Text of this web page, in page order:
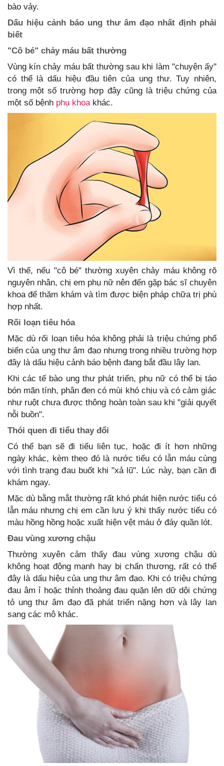
bào vảy.
Dấu hiệu cảnh báo ung thư âm đạo nhất định phải
biết
"Cô bé" chảy máu bất thường
Vùng kín chảy máu bất thường sau khi làm "chuyện ấy"
có thể là dấu hiệu đầu tiên của ung thư. Tuy nhiên,
trong một số trường hợp đây cũng là triệu chứng của
một số bệnh phụ khoa khác.
Vì thế, nếu "cô bé" thường xuyên chảy máu không rõ
nguyên nhân, chị em phụ nữ nên đến gặp bác sĩ chuyên
khoa để thăm khám và tìm được biện pháp chữa trị phù
hợp nhất.
Rối loạn tiêu hóa
Mặc dù rối loạn tiêu hóa không phải là triệu chứng phổ
biến của ung thư âm đạo nhưng trong nhiều trường hợp
đây là dấu hiệu cảnh báo bệnh đang bắt đầu lây lan.
Khi các tế bào ung thư phát triển, phụ nữ có thể bị táo
bón mãn tính, phân đen có mùi khó chịu và có cảm giác
như ruột chưa được thông hoàn toàn sau khi "giải quyết
nỗi buồn".
Thói quen đi tiểu thay đổi
Có thể bạn sẽ đi tiểu liên tục, hoặc đi ít hơn những
ngày khác, kèm theo đó là nước tiểu có lẫn máu cùng
với tình trạng đau buốt khi "xả lũ". Lúc này, bạn cần đi
khám ngay.
Mặc dù bằng mắt thường rất khó phát hiện nước tiểu có
lẫn máu nhưng chị em cần lưu ý khi thấy nước tiểu có
màu hồng hồng hoặc xuất hiện vệt máu ở đáy quần lót.
Đau vùng xương chậu
Thường xuyên cảm thấy đau vùng xương chậu dù
không hoạt động mạnh hay bị chấn thương, rất có thể
đây là dấu hiệu của ung thư âm đạo. Khi có triệu chứng
đau âm ỉ hoặc thỉnh thoảng đau quặn lên dữ dội chứng
tỏ ung thư âm đạo đã phát triển nặng hơn và lây lan
sang các mô khác.